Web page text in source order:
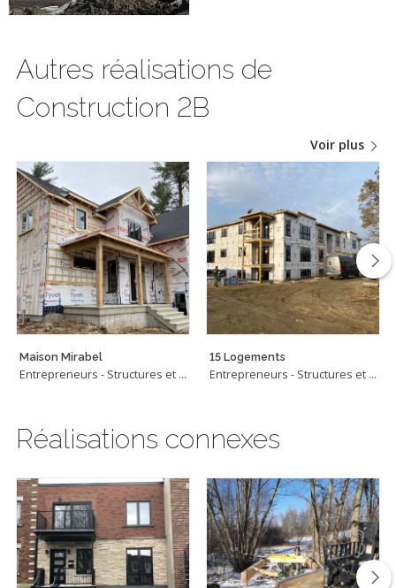
Autres réalisations de
Construction 2B
Voir plus
Maison Mirabel
Entrepreneurs - Structures et Charpentiers
15 Logements
Entrepreneurs - Structures et Charpentiers
Réalisations connexes